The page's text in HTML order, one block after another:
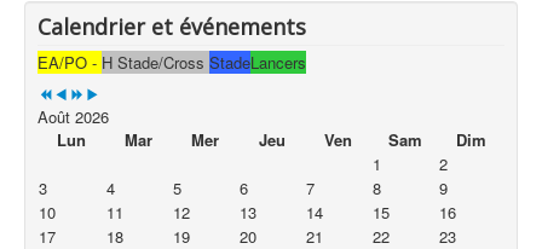
Calendrier et événements
EA/PO - H Stade/Cross StadeLancers
Août 2026
Lun
Mar Mer Jeu Ven Sam
Dim
1
2
3
4 5 6 7 8
9
10
11 12 13 14 15
16
17
18 19 20 21 22 23